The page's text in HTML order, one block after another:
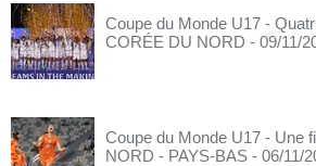
Coupe du Monde U17 -
CORÉE DU NORD - 09/11/
Coupe du Monde U17 - Une
NORD - PAYS-BAS - 06/11/